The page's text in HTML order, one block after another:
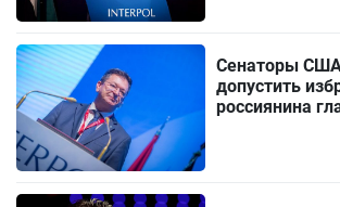
Сенаторы США
допустить
россиянина